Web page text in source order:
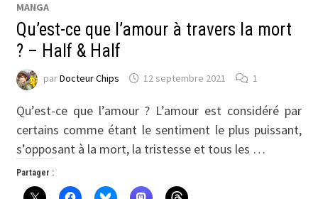
MANGA
Qu’est-ce que l’amour à travers la mort
? – Half & Half
parDocteur Chips 12 septembre 2021 1
Qu’est-ce que l’amour ? L’amour est considéré par
certains comme étant le sentiment le plus puissant,
s’opposant à la mort, la tristesse et tous les …
Partager :